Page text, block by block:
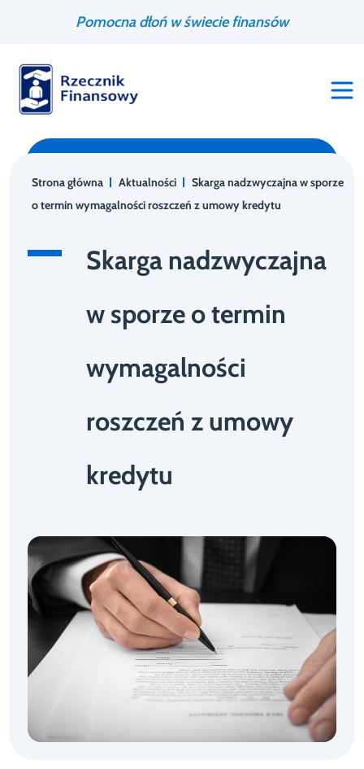
Pomocna dłoń w świecie finansów
Strona główna Aktualności
Skarga nadzwyczajna w sporze
o termin wymagalności roszczeń z umowy kredytu
Skarga nadzwyczajna
w sporze o termin
wymagalności
roszczeń z umowy
kredytu